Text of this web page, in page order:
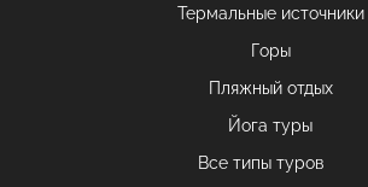
Термальные источники
Горы
Пляжный отдых
Йога туры
Все типы туров